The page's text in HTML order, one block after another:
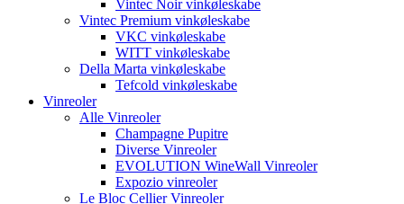
Vintec Noir vinkøleskabe
Vintec Premium vinkøleskabe
VKC vinkøleskabe
WITT vinkøleskabe
Della Marta vinkøleskabe
Tefcold vinkøleskabe
Vinreoler
Alle Vinreoler
Champagne Pupitre
Diverse Vinreoler
EVOLUTION WineWall Vinreoler
Expozio vinreoler
Le Bloc Cellier Vinreoler